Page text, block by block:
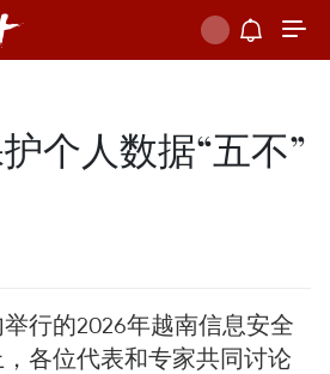
个人数据“五不”
行的2026年越南信息安全
各位代表和专家共同讨论